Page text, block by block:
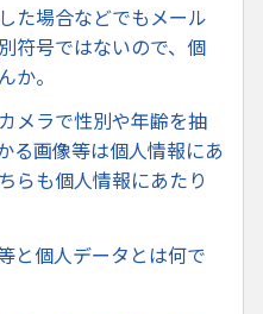
た場合などでもメール
符号ではないので、個
か。
メラで性別や年齢を抽
る画像等は個人情報にあ
らも個人情報にあたり
と個人データとは何で